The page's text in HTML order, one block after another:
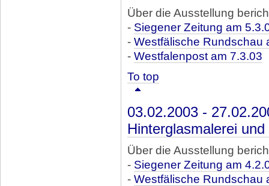
Über die Ausstellung
- Siegener Zeitung am
- Westfälische Rundschau
- Westfalenpost am 7.3.03
To top
03.02.2003 -
Hinterglasmalerei
Über die Ausstellung
- Siegener Zeitung am
- Westfälische Rundschau